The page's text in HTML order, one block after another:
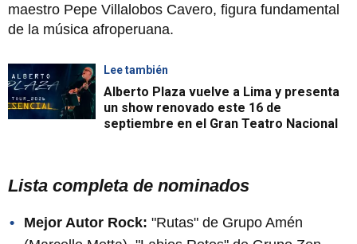
maestro Pepe Villalobos Cavero, figura fundamental
de la música afroperuana.
Lee también
Alberto Plaza vuelve a Lima y presenta
un show renovado este 16 de
septiembre en el Gran Teatro Nacional
Lista completa de nominados
Mejor Autor Rock: "Rutas" de Grupo Amén